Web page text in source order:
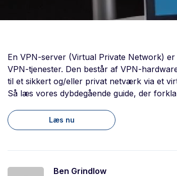
En VPN-server (Virtual Private Network)
VPN-tjenester. Den består af VPN-
til et sikkert og/eller privat netværk via et
Så læs vores dybdegående guide, der
Læs nu
Ben Grindlow